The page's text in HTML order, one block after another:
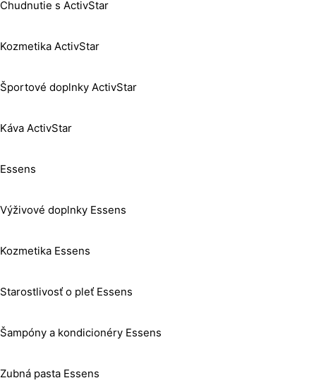
Chudnutie s ActivStar
Kozmetika ActivStar
Športové doplnky ActivStar
Káva ActivStar
Essens
Výživové doplnky Essens
Kozmetika Essens
Starostlivosť o pleť Essens
Šampóny a kondicionéry Essens
Zubná pasta Essens